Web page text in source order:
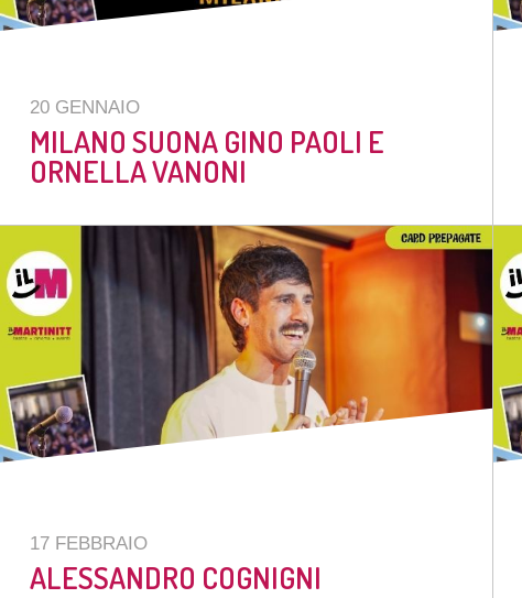
20 GENNAIO
MILANO SUONA GINO PAOLI E
ORNELLA VANONI
17 FEBBRAIO
ALESSANDRO COGNIGNI